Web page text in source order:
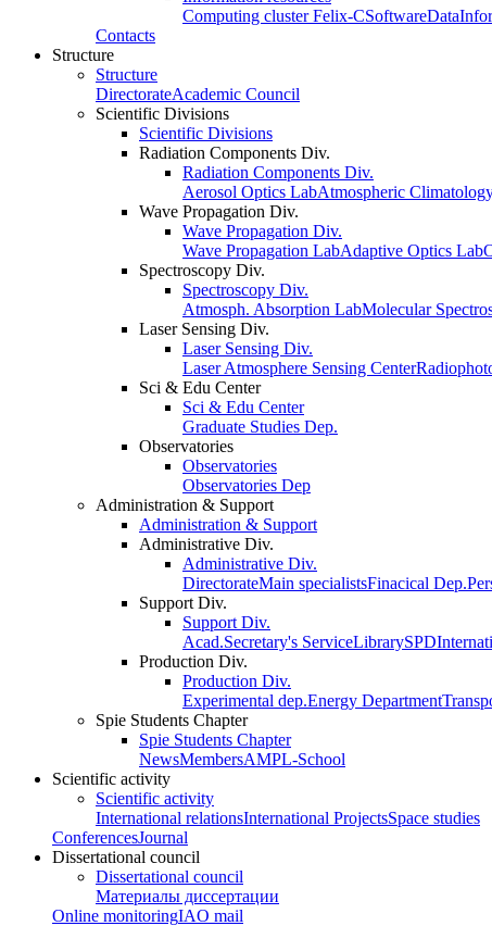
Computing cluster Felix-CSoftwareData
Contacts
Structure
Structure
DirectorateAcademic Council
Scientific Divisions
Scientific Divisions
Radiation Components Div.
Radiation Components Div.
Aerosol Optics LabAtmospheric
Wave Propagation Div.
Wave Propagation Div.
Wave Propagation LabAdaptive Optics Lab
Spectroscopy Div.
Spectroscopy Div.
Atmosph. Absorption LabMolecular
Laser Sensing Div.
Laser Sensing Div.
Laser Atmosphere Sensing Center
Sci & Edu Center
Sci & Edu Center
Graduate Studies Dep.
Observatories
Observatories
Observatories Dep
Administration & Support
Administration & Support
Administrative Div.
Administrative Div.
DirectorateMain specialistsFinacical Dep.
Support Div.
Support Div.
Acad.Secretary's ServiceLibrarySPD
Production Div.
Production Div.
Experimental dep.Energy Department
Spie Students Chapter
Spie Students Chapter
NewsMembersAMPL-School
Scientific activity
Scientific activity
International relationsInternational ProjectsSpace studies
ConferencesJournal
Dissertational council
Dissertational council
Материалы диссертации
Online monitoringIAO mail